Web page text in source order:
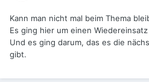
Kann man nicht mal beim Thema
Es ging hier um einen Wiedereinsatz
Und es ging darum, das es die
gibt.